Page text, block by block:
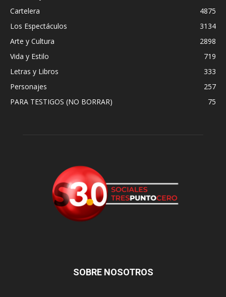
Cartelera
4875
Los Espectáculos
3134
Arte y Cultura
2898
Vida y Estilo
719
Letras y Libros
333
Personajes
257
PARA TESTIGOS (NO BORRAR)
75
SOBRE NOSOTROS